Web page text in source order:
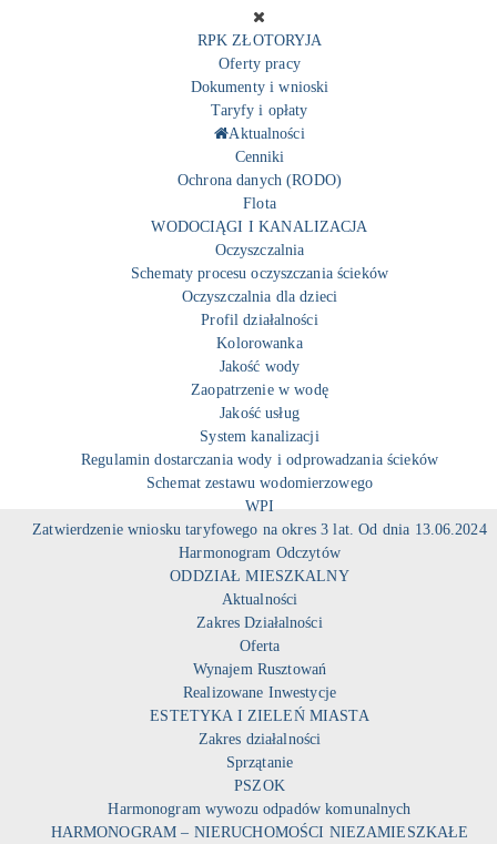
RPK ZŁOTORYJA
Oferty pracy
Dokumenty i wnioski
Taryfy i opłaty
Aktualności
Cenniki
Ochrona danych (RODO)
Flota
WODOCIĄGI I KANALIZACJA
Oczyszczalnia
Schematy procesu oczyszczania ścieków
Oczyszczalnia dla dzieci
Profil działalności
Kolorowanka
Jakość wody
Zaopatrzenie w wodę
Jakość usług
System kanalizacji
Regulamin dostarczania wody i odprowadzania ścieków
Schemat zestawu wodomierzowego
WPI
Zatwierdzenie wniosku taryfowego na okres 3 lat. Od dnia 13.06.2024
Harmonogram Odczytów
ODDZIAŁ MIESZKALNY
Aktualności
Zakres Działalności
Oferta
Wynajem Rusztowań
Realizowane Inwestycje
ESTETYKA I ZIELEŃ MIASTA
Zakres działalności
Sprzątanie
PSZOK
Harmonogram wywozu odpadów komunalnych
HARMONOGRAM – NIERUCHOMOŚCI NIEZAMIESZKAŁE